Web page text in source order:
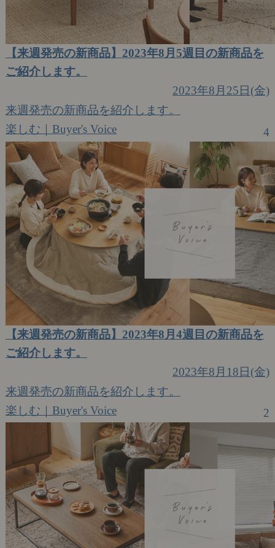
【来週発売の新商品】2023年8月5週目の新商品を
ご紹介します。
2023年8月25日(金)
来週発売の新商品を紹介します。
楽しむ｜Buyer's Voice
4
【来週発売の新商品】2023年8月4週目の新商品を
ご紹介します。
2023年8月18日(金)
来週発売の新商品を紹介します。
楽しむ｜Buyer's Voice
2